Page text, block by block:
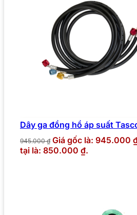
Dây ga đồng hồ áp suất
945.000₫ Giá gốc là: 945.000
tại là: 850.000 ₫.